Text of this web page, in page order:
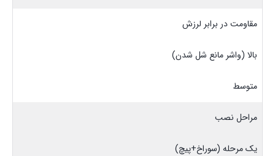
مقاومت در برابر لرزش
بالا (واشر مانع شل شدن)
متوسط
مراحل نصب
یک مرحله (سوراخ+پیچ)